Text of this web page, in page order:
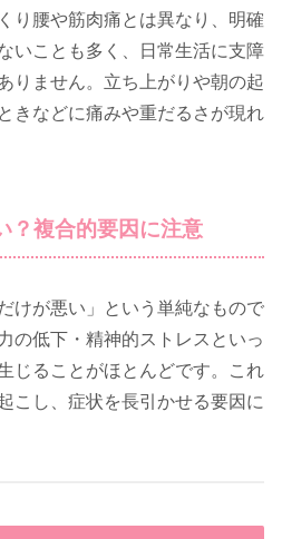
り腰や筋肉痛とは異なり、明確
いことも多く、日常生活に支障
りません。立ち上がりや朝の起
きなどに痛みや重だるさが現れ
？複合的要因に注意
けが悪い」という単純なもので
の低下・精神的ストレスといっ
じることがほとんどです。これ
こし、症状を長引かせる要因に